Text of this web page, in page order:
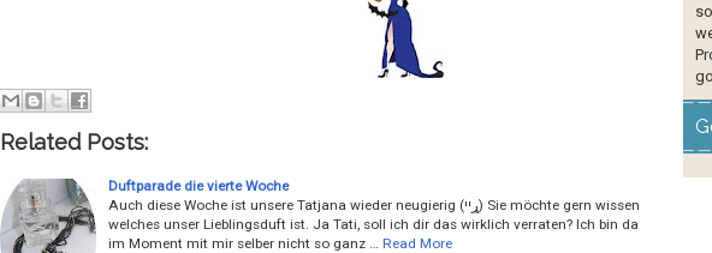
Related Posts:
Duftparade die vierte Woche
Auch diese Woche ist unsere Tatjana wieder neugierig (ړײ) Sie möchte gern wissen
welches unser Lieblingsduft ist. Ja Tati, soll ich dir das wirklich verraten? Ich bin da
im Moment mit mir selber nicht so ganz …
Read More